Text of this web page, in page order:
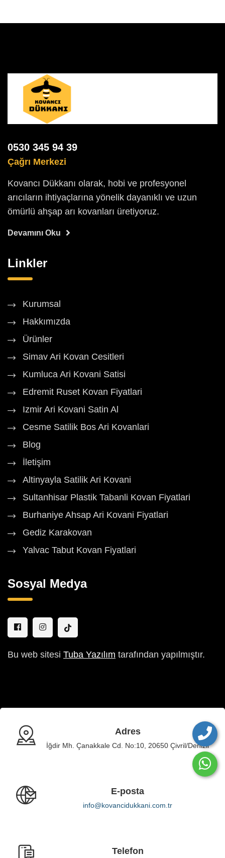
0530 345 94 39
Çağrı Merkezi
Kovancı Dükkanı olarak, hobi ve profesyonel
arıcıların ihtiyaçlarına yönelik dayanıklı ve uzun
ömürlü ahşap arı kovanları üretiyoruz.
Devamını Oku
Linkler
Kurumsal
Hakkımızda
Ürünler
Simav Ari Kovan Cesitleri
Kumluca Ari Kovani Satisi
Edremit Ruset Kovan Fiyatlari
Izmir Ari Kovani Satin Al
Cesme Satilik Bos Ari Kovanlari
Blog
İletişim
Altinyayla Satilik Ari Kovani
Sultanhisar Plastik Tabanli Kovan Fiyatlari
Burhaniye Ahsap Ari Kovani Fiyatlari
Gediz Karakovan
Yalvac Tabut Kovan Fiyatlari
Sosyal Medya
Bu web sitesi Tuba Yazılım tarafından yapılmıştır.
Adres
İğdir Mh. Çanakkale Cd. No:10, 20650 Çivril/Denizli
E-posta
info@kovancidukkani.com.tr
Telefon